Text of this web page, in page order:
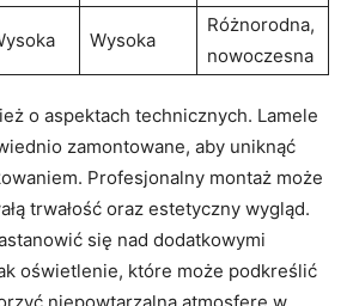
Wysoka
Różnorodna,
nowoczesna
o aspektach technicznych. Lamele
zamontowane, aby uniknąć
Profesjonalny montaż może
trwałość oraz estetyczny wygląd.
się nad dodatkowymi
oświetlenie, które może podkreślić